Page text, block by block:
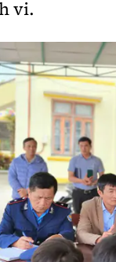
Điện ảnh
Âm nhạc
Đi ++
Du lịch
Khám phá
Lối sống
Ẩm thực
vi.